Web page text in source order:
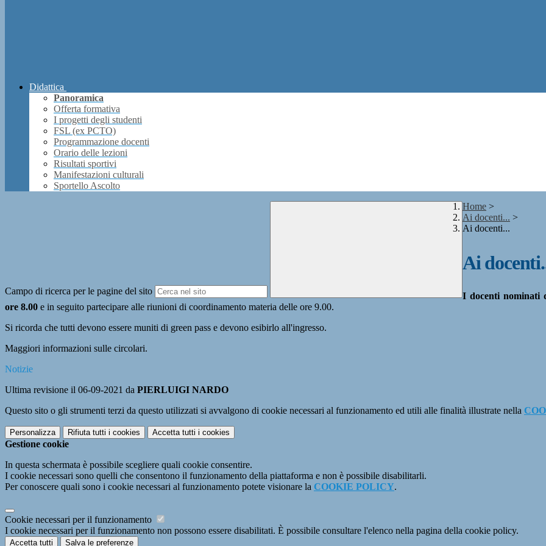
Didattica
Panoramica
Offerta formativa
I progetti degli studenti
FSL (ex PCTO)
Programmazione docenti
Orario delle lezioni
Risultati sportivi
Manifestazioni culturali
Sportello Ascolto
Campo di ricerca per le pagine del sito
Home >
Ai docenti... >
Ai docenti...
Ai
I docenti nominati
ore 8.00 e in seguito partecipare alle riunioni di coordinamento materia delle ore 9.00.
Si ricorda che tutti devono essere muniti di green pass e devono esibirlo all'ingresso.
Maggiori informazioni sulle circolari.
Notizie
Ultima revisione il 06-09-2021 da PIERLUIGI NARDO
Questo sito o gli strumenti terzi da questo utilizzati si avvalgono di cookie necessari al funzionamento ed utili alle finalità illustrate nella
Personalizza Rifiuta tutti i cookies Accetta tutti i cookies
Gestione cookie
In questa schermata è possibile scegliere quali cookie consentire.
I cookie necessari sono quelli che consentono il funzionamento della piattaforma e non è possibile disabilitarli.
Per conoscere quali sono i cookie necessari al funzionamento potete visionare la COOKIE POLICY.
Cookie necessari per il funzionamento
I cookie necessari per il funzionamento non possono essere disabilitati. È possibile consultare l'elenco nella pagina della cookie policy.
Accetta tutti Salva le preferenze